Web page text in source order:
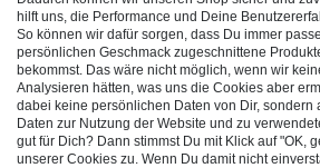
Unsere Socials
hilft uns, die Performance und Deine
So können wir dafür sorgen, dass Du immer
persönlichen Geschmack zugeschnittene
bekommst. Das wäre nicht möglich, wenn wir
Analysieren hätten, was uns die Cookies aber
dabei keine persönlichen Daten von Dir,
Daten zur Nutzung der Website und zu
gut für Dich? Dann stimmst Du mit Klick auf "OK,
unserer Cookies zu. Wenn Du damit nicht